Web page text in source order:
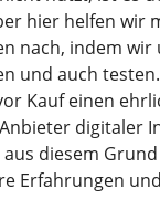
hier helfen wir
nach, indem wir
und auch
Kauf einen
digitaler
diesem
Erfahrungen